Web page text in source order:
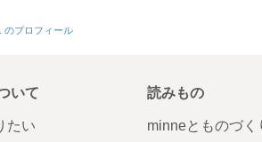
のプロフィール
いて
たい
読みもの
minneとものづく